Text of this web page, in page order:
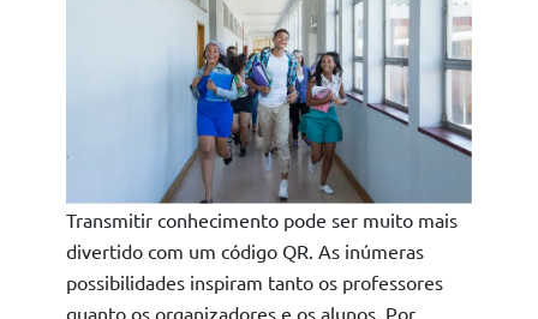
Transmitir conhecimento pode ser muito mais
divertido com um código QR. As inúmeras
possibilidades inspiram tanto os professores
quanto os organizadores e os alunos. Por